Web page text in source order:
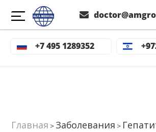
+7 495 1289352
Главная > Заболевания >